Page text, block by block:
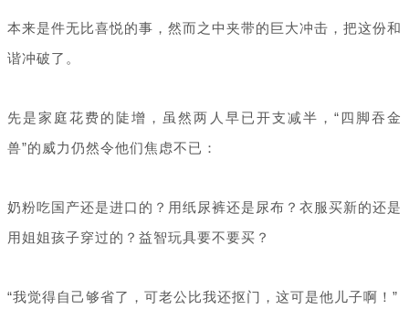
本来是件无比喜悦的事，然而之中夹带的巨大冲击，把这份和
谐冲破了。
先是家庭花费的陡增，虽然两人早已开支减半，“四脚吞金
兽”的威力仍然令他们焦虑不已：
奶粉吃国产还是进口的？用纸尿裤还是尿布？衣服买新的还是
用姐姐孩子穿过的？益智玩具要不要买？
“我觉得自己够省了，可老公比我还抠门，这可是他儿子啊！”